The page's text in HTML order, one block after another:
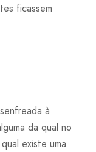
ficassem
à
da qual no
existe uma